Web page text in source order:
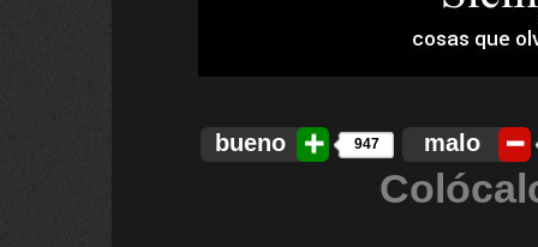
bueno 947 malo